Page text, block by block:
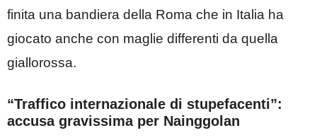
finita una bandiera della Roma che in Italia ha
giocato anche con maglie differenti da quella
giallorossa.
“Traffico internazionale di stupefacenti”:
accusa gravissima per Nainggolan